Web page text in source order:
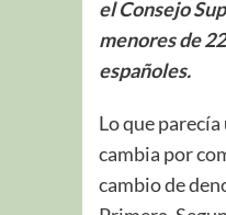
el Consejo
menores de
españoles.
Lo que
cambia por
cambio de